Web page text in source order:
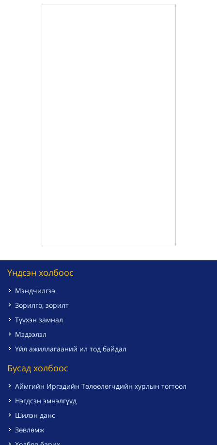
Үндсэн холбоос
Мэндчилгээ
Зорилго, зорилт
Түүхэн замнал
Мэдээлэл
Үйл ажиллагааний ил тод байдал
Бусад холбоос
Аймгийн Иргэдийн Төлөөлөгчдийн хурлын тогтоол
Нэгдсэн эмнэлгүүд
Шилэн данс
Зөвлөмж